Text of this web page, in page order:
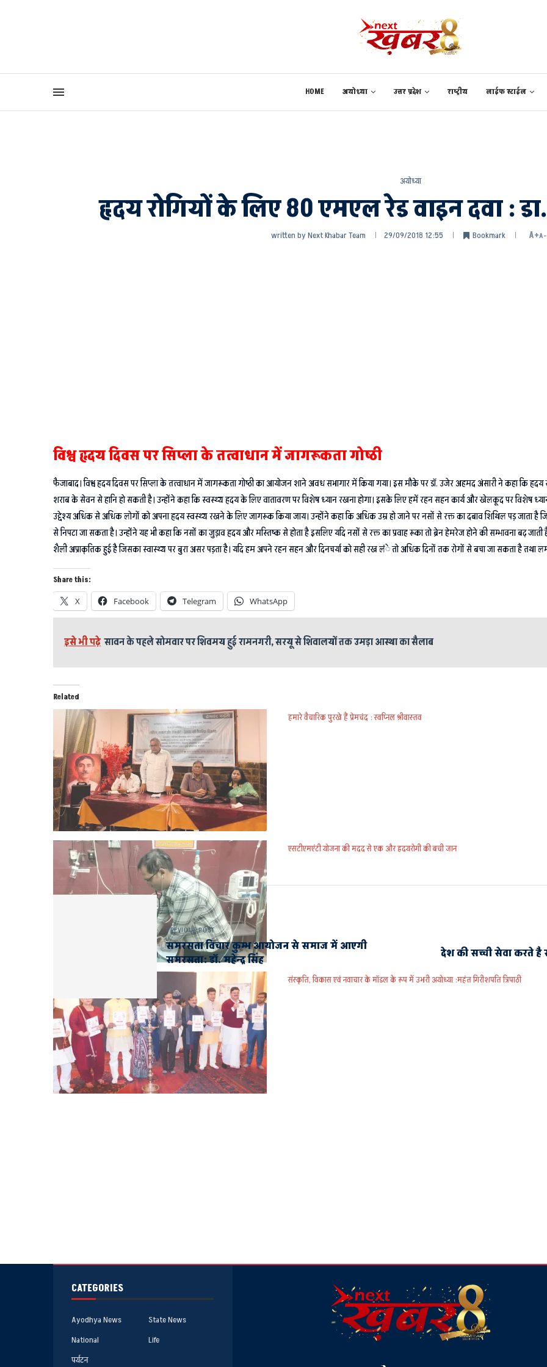
HOME अयोध्या उत्तर प्रदेश राष्ट्रीय लाईफ स्टाईल
अयोध्या
हृदय रोगियों के लिए 80 एमएल रेड वाइन दवा :
written byNext Khabar Team 29/09/2018 12:55 Bookmark A+A-
विश्व हृदय दिवस पर सिप्ला के तत्वाधान में जागरूकता गोष्ठी
फैजाबाद। विश्व हृदय दिवस पर सिप्ला के तत्वाधान में जागरूकता गोष्ठी का आयोजन शाने अवध सभागार में किया गया। इस मौके पर डाॅ. उजेर अहमद अंसारी ने कहा कि
शराब के सेवन से हानि हो सकती है। उन्होंने कहा कि स्वस्थ्य हृदय के लिए वातावरण पर विशेष ध्यान रखना होगा। इसके लिए हमें रहन सहन कार्य और खेलकूद पर विशेष ध्यान
उद्देश्य अधिक से अधिक लोगों को अपना हृदय स्वस्थ्य रखने के लिए जागरूक किया जाय। उन्होंने कहा कि अधिक उम्र हो जाने पर नसों से रक्त का दबाव शिथिल पड़ जाता है
से निपटा जा सकता है। उन्होंने यह भी कहा कि नसों का जुड़ाव हृदय और मस्तिष्क से होता है इसलिए यदि नसों से रक्त का प्रवाह रूका तो ब्रेन हेमरेज होने की सम्भावना बढ़
शैली अप्राकृतिक हुई है जिसका स्वास्थ्य पर बुरा असर पड़ता है। यदि हम अपने रहन सहन और दिनचर्या को सही रख लंे तो अधिक दिनों तक रोगों से बचा जा सकता है तथा
Share this:
X Facebook Telegram WhatsApp
इसे भी पढ़े सावन के पहले सोमवार पर शिवमय हुई रामनगरी, सरयू से शिवालयों तक उमड़ा आस्था का सैलाब
Related
हमारे वैचारिक पुरखे हैं प्रेमचंद : स्वप्निल श्रीवास्तव
एसटीएमएंटी योजना की मदद से एक और हृदयरोगी की बची जान
संस्कृति, विकास एवं नवाचार के मॉडल के रूप में उभरी अयोध्या :महंत गिरीशपति त्रिपाठी
PREVIOUS POST
समरसता विचार कुम्भ आयोजन से समाज में आएगी
समरसता: डॉ. महेन्द्र सिंह
देश की सच्ची सेवा करते है
CATEGORIES
Ayodhya News
State News
National
Life
पर्यटन